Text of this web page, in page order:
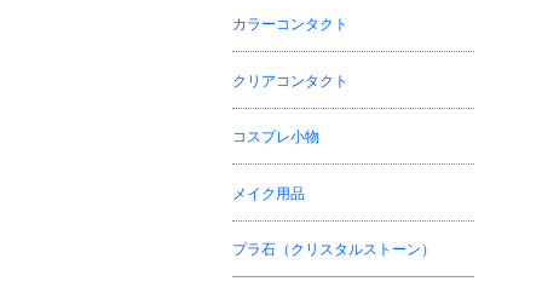
カラーコンタクト
クリアコンタクト
コスプレ小物
メイク用品
プラ石（クリスタルストーン）